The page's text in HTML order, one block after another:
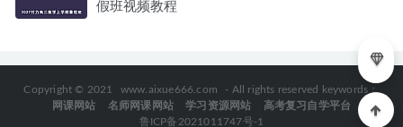
假班视频教程
Copyright © 2021 www.aixue666.com
- All rights reserved keywords：
网课网站
名师网课网站 学习资源网站
高考复习自学平台
鲁ICP备2021011747号-1